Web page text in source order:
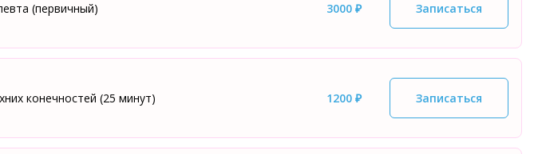
(первичный) 3000 ₽ Записаться
конечностей (25 минут) 1200 ₽ Записаться